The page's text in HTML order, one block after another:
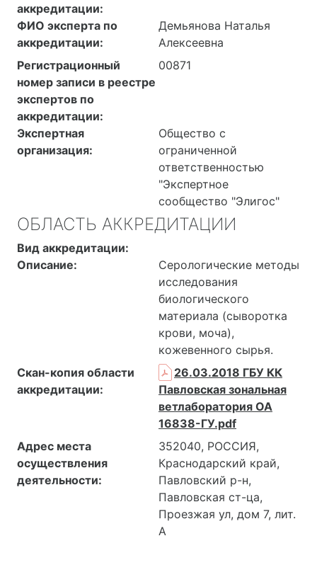
аккредитации:
ФИО эксперта по
аккредитации:
Демьянова Наталья
Алексеевна
Регистрационный
номер записи в реестре
экспертов по
аккредитации:
00871
Экспертная
организация:
Общество с
ограниченной
ответственностью
"Экспертное
сообщество "Элигос"
ОБЛАСТЬ АККРЕДИТАЦИИ
Вид аккредитации:
Описание:
Серологические методы
исследования
биологического
материала (сыворотка
крови, моча),
кожевенного сырья.
Скан-копия области
аккредитации:
26.03.2018 ГБУ КК
Павловская зональная
ветлаборатория ОА
16838-ГУ.pdf
Адрес места
осуществления
деятельности:
352040, РОССИЯ,
Краснодарский край,
Павловский р-н,
Павловская ст-ца,
Проезжая ул, дом 7, лит.
А